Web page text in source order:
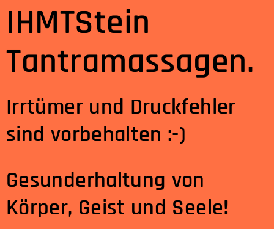
IHMTStein
Tantramassagen.
Irrtümer und Druckfehler
sind vorbehalten :-)
Gesunderhaltung von
Körper, Geist und Seele!